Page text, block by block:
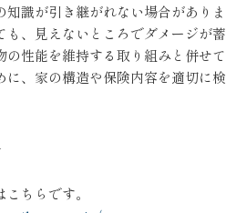
知識が引き継がれない場合があり
も、見えないところでダメージが
の性能を維持する取り組みと併せ
に、家の構造や保険内容を適切に
ちらです。